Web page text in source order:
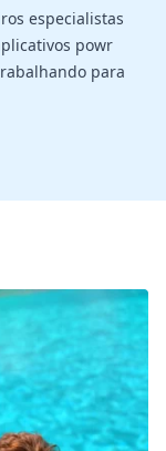
especialistas
powr
para